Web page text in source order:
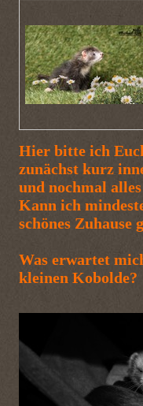
Hier bitte ich
zunächst kurz
und nochmal
Kann ich
schönes Zuhause
Was erwartet
kleinen Kobolde?